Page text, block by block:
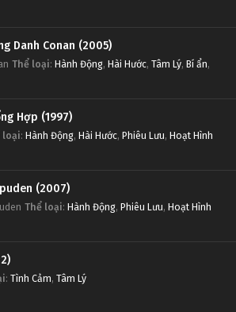
Danh Conan (2005)
Thể loại: Hành Động, Hài Hước, Tâm Lý, Bí ẩn,
Hợp (1997)
loại: Hành Động, Hài Hước, Phiêu Lưu, Hoạt Hình
(2007)
Thể loại: Hành Động, Phiêu Lưu, Hoạt Hình
: Tình Cảm, Tâm Lý